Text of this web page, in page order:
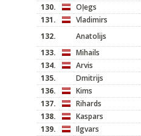
130.
Oļegs
131.
Vladimirs
132.
Anatolijs
133.
Mihails
134.
Arvis
135.
Dmitrijs
136.
Kims
137.
Rihards
138.
Kaspars
139.
Ilgvars